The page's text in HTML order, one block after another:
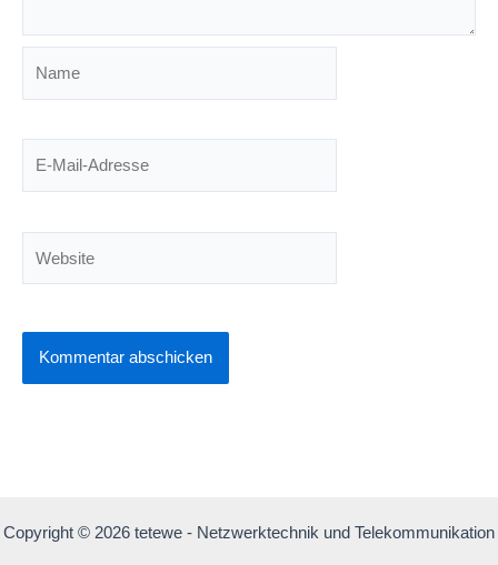
Copyright © 2026 tetewe - Netzwerktechnik und Telekommunikation